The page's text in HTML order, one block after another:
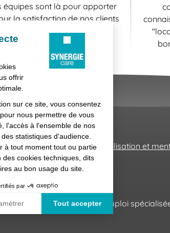
équipes sont là pour apporter
la satisfaction de nos clients
celle de nos candidats.
Conditions générales d'utilisation et
Care, réseau d'agences d'emploi